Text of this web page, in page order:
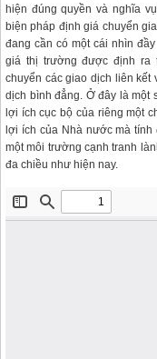
hiện đúng quyền và nghĩa
biện pháp định giá chuyển
đang cần có một cái nhìn
giá thị trường được định ra
chuyển các giao dịch liên
dịch bình đẳng. Ở đây là một
lợi ích cục bộ của riêng một
lợi ích của Nhà nước mà
một môi trường cạnh tranh
đa chiều như hiện nay.